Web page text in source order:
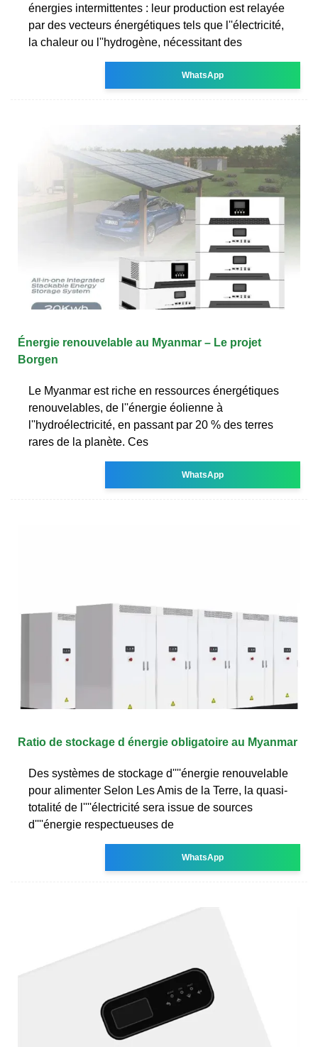
énergies intermittentes : leur production est relayée
par des vecteurs énergétiques tels que l''électricité,
la chaleur ou l''hydrogène, nécessitant des
WhatsApp
Énergie renouvelable au Myanmar – Le projet
Borgen
Le Myanmar est riche en ressources énergétiques
renouvelables, de l''énergie éolienne à
l''hydroélectricité, en passant par 20 % des terres
rares de la planète. Ces
WhatsApp
Ratio de stockage d énergie obligatoire au Myanmar
Des systèmes de stockage d''''énergie renouvelable
pour alimenter Selon Les Amis de la Terre, la quasi-
totalité de l''''électricité sera issue de sources
d''''énergie respectueuses de
WhatsApp